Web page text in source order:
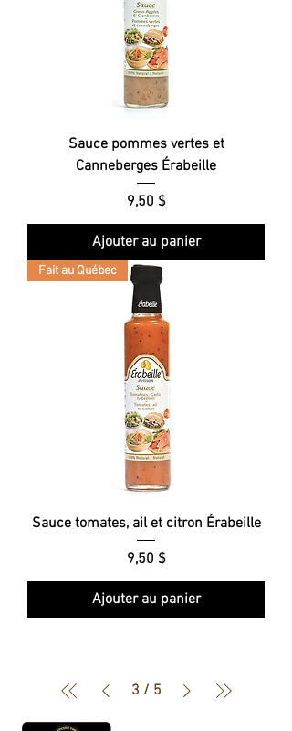
Sauce pommes vertes et
Canneberges Érabeille
Prix
9,50 $
Ajouter au panier
Fait au Québec
Sauce tomates, ail et citron Érabeille
Prix
9,50 $
Ajouter au panier
3 / 5